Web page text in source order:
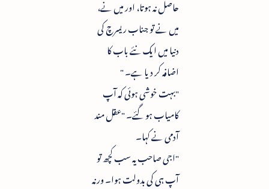
حاصل نہ ہوتا، اور میں نے،
میں نے تو جناب ریسرچ کی
دنیا میں ایک نئے باب کا
اضافہ کر دیا ہے۔ "
"بہت خوشی ہوئی کہ آپ
کامیاب ہو گئے۔ "عقل مند
آدمی نے کہا۔
"اجی صاحب یہ سب کچھ تو
آپ ہی کی بدولت ہوا۔ ورنہ